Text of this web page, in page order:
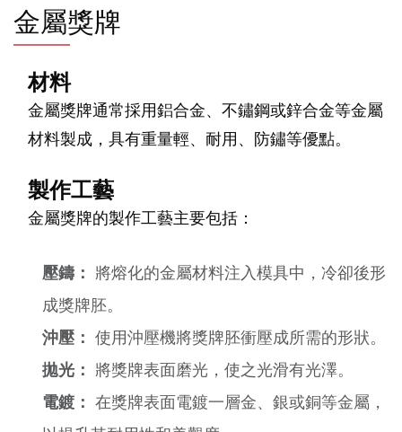
金屬獎牌
材料
金屬獎牌通常採用鋁合金、不鏽鋼或鋅合金等金屬
材料製成，具有重量輕、耐用、防鏽等優點。
製作工藝
金屬獎牌的製作工藝主要包括：
壓鑄：
將熔化的金屬材料注入模具中，冷卻後形
成獎牌胚。
沖壓： 使用沖壓機將獎牌胚衝壓成所需的形狀。
拋光：
將獎牌表面磨光，使之光滑有光澤。
電鍍： 在獎牌表面電鍍一層金、銀或銅等金屬，